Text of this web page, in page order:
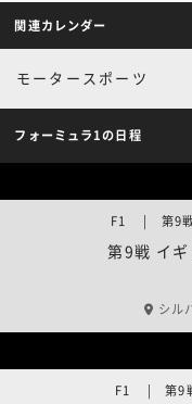
関連カレンダー
モータースポーツ
フォーミュラ1の日程
第9戦 イ
F1 | 第9戦
シル
F1 | 第9戦